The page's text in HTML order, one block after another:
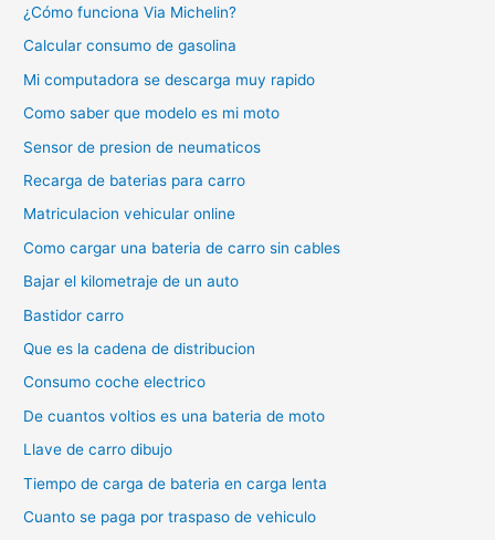
¿Cómo funciona Via Michelin?
Calcular consumo de gasolina
Mi computadora se descarga muy rapido
Como saber que modelo es mi moto
Sensor de presion de neumaticos
Recarga de baterias para carro
Matriculacion vehicular online
Como cargar una bateria de carro sin cables
Bajar el kilometraje de un auto
Bastidor carro
Que es la cadena de distribucion
Consumo coche electrico
De cuantos voltios es una bateria de moto
Llave de carro dibujo
Tiempo de carga de bateria en carga lenta
Cuanto se paga por traspaso de vehiculo